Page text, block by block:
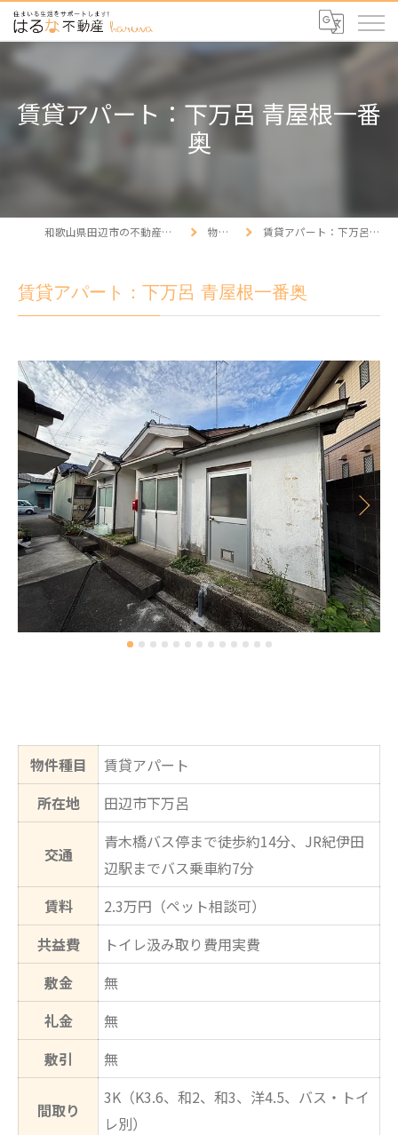
賃貸アパート：下万呂 青屋根一番
奥
和歌山県田辺市の不動産ならはるな不動産 物件情報 賃貸アパート：下万呂 青屋根一番奥
賃貸アパート：下万呂 青屋根一番奥
物件種目
賃貸アパート
所在地
田辺市下万呂
交通
青木橋バス停まで徒歩約14分、JR紀伊田
辺駅までバス乗車約7分
賃料
2.3万円（ペット相談可）
共益費
トイレ汲み取り費用実費
敷金
無
礼金
無
敷引
無
間取り
3K（K3.6、和2、和3、洋4.5、バス・トイ
レ別）